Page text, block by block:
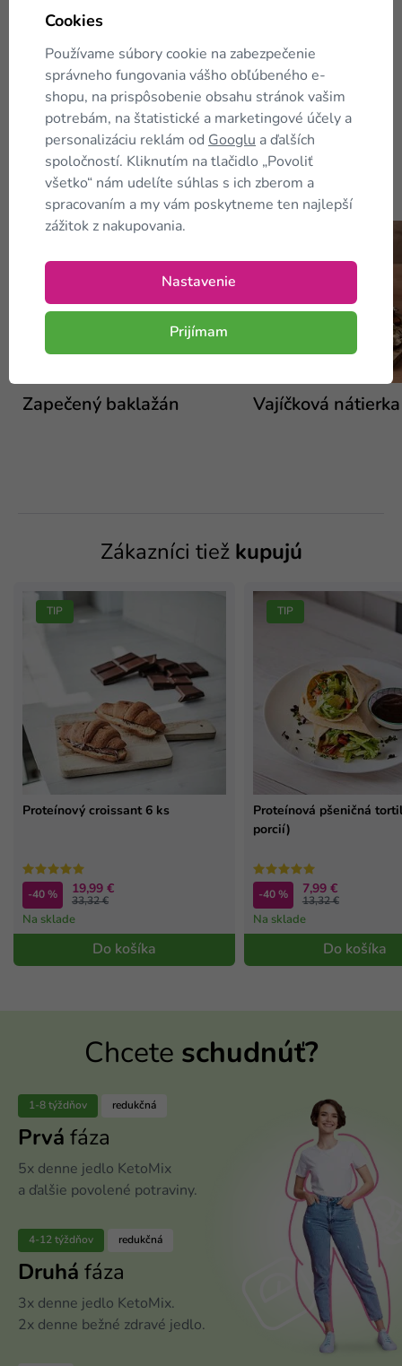
Zobraziť pôvodný
Zobraziť ďalšie hodnotenie (5)
Informácie o získavaní recenzií
KetoMixrecepty
Zapečený baklažán Vajíčková nátierka
Zákazníci tiež kupujú
Do košíka
TIP
Proteínový croissant 6 ks
-40 % 19,99 €
33,32 €
Na sklade
Do košíka
TIP
Proteínová pšeničná
porcií)
-40 % 7,99 €
13,32 €
Na sklade
Chcete schudnúť?
1-8 týždňov redukčná
Prvá fáza
5x denne jedlo KetoMix
a ďalšie povolené potraviny.
4-12 týždňov redukčná
Druhá fáza
3x denne jedlo KetoMix.
2x denne bežné zdravé jedlo.
Cookies
Používame súbory cookie na zabezpečenie
správneho fungovania vášho obľúbeného e-
shopu, na prispôsobenie obsahu stránok vašim
potrebám, na štatistické a marketingové účely a
personalizáciu reklám od Googlu a ďalších
spoločností. Kliknutím na tlačidlo „Povoliť
všetko“ nám udelíte súhlas s ich zberom a
spracovaním a my vám poskytneme ten najlepší
zážitok z nakupovania.
Nastavenie
Prijímam